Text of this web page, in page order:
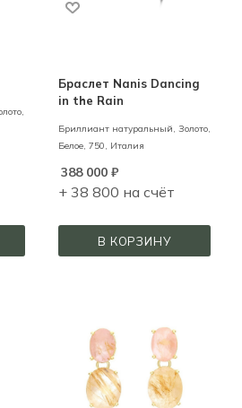
Браслет Nanis Dancing
in the Rain
Бриллиант натуральный, Золото,
Белое, 750, Италия
388 000₽
+ 38 800 на счёт
В КОРЗИНУ